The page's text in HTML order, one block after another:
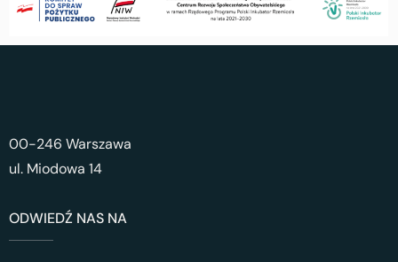
00-246 Warszawa
ul. Miodowa 14
ODWIEDŹ NAS NA